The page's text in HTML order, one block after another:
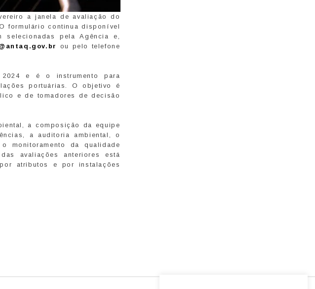
a janela de avaliação do
formulário continua disponível
selecionadas pela Agência e,
ou pelo telefone
e é o instrumento para
portuárias. O objetivo é
e de tomadores de decisão
a composição da equipe
a auditoria ambiental, o
monitoramento da qualidade
avaliações anteriores está
atributos e por instalações